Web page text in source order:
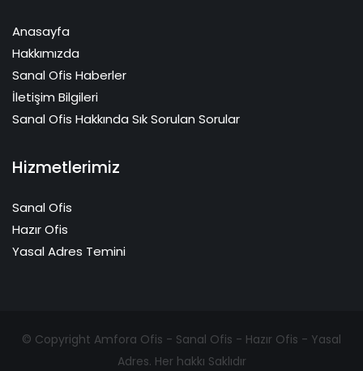
Anasayfa
Hakkımızda
Sanal Ofis Haberler
İletişim Bilgileri
Sanal Ofis Hakkında Sık Sorulan Sorular
Hizmetlerimiz
Sanal Ofis
Hazır Ofis
Yasal Adres Temini
© Copyright Amfora Ofis - Sanal Ofis - Hazır Ofis - Yasal
Adres. Her hakkı Saklıdır